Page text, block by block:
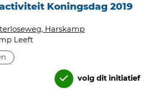
Koningsdag 2019
Harskamp
Leeft
volg dit initiatief